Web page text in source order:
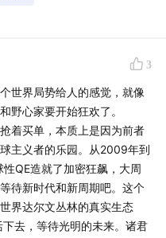
者Suji Yan于 2 月 7 日
Wu的专访，细述他为何
密行业？为何创办去中
3
世界局势给人的感觉，就像
野心家要开始狂欢了。
着买单，本质上是因为前者
主义者的乐园。从2009年到
QE造就了加密狂飙，大周
待新时代和新周期吧。这个
界达尔文丛林的真实生态
去，等待光明的未来。诸君